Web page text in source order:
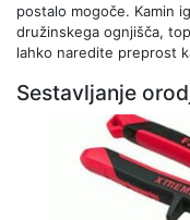
postalo mogoče. Kamin
družinskega ognjišča,
lahko naredite preprost
Sestavljanje